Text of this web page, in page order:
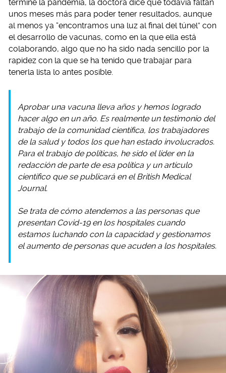
termine la pandemia, la doctora dice que todavía faltan
unos meses más para poder tener resultados, aunque
al menos ya “encontramos una luz al final del túnel” con
el desarrollo de vacunas, como en la que ella está
colaborando, algo que no ha sido nada sencillo por la
rapidez con la que se ha tenido que trabajar para
tenerla lista lo antes posible.
Aprobar una vacuna lleva años y hemos logrado
hacer algo en un año. Es realmente un testimonio del
trabajo de la comunidad científica, los trabajadores
de la salud y todos los que han estado involucrados.
Para el trabajo de políticas, he sido el líder en la
redacción de parte de esa política y un artículo
científico que se publicará en el British Medical
Journal.
Se trata de cómo atendemos a las personas que
presentan Covid-19 en los hospitales cuando
estamos luchando con la capacidad y gestionamos
el aumento de personas que acuden a los hospitales.